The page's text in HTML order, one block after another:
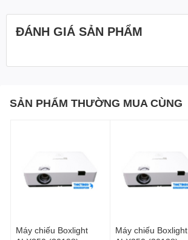
ĐÁNH GIÁ SẢN PHẨM
SẢN PHẨM THƯỜNG MUA CÙNG
Máy chiếu Boxlight
Máy chiếu Boxlight